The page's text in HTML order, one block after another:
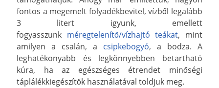
fontos a megemelt folyadékbevitel, vízből legalább
3 litert igyunk, emellett
fogyasszunk méregtelenítő/vízhajtó teákat, mint
amilyen a csalán, a csipkebogyó, a bodza. A
leghatékonyabb és legkönnyebben betartható
kúra, ha az egészséges étrendet minőségi
táplálékkiegészítők használatával toldjuk meg.